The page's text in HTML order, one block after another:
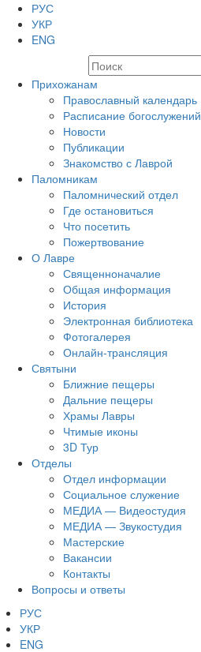
РУС
УКР
ENG
Прихожанам
Православный календарь
Расписание богослужений
Новости
Публикации
Знакомство с Лаврой
Паломникам
Паломнический отдел
Где остановиться
Что посетить
Пожертвование
О Лавре
Священноначалие
Общая информация
История
Электронная библиотека
Фотогалерея
Онлайн-трансляция
Святыни
Ближние пещеры
Дальние пещеры
Храмы Лавры
Чтимые иконы
3D Тур
Отделы
Отдел информации
Социальное служение
МЕДИА — Видеостудия
МЕДИА — Звукостудия
Мастерские
Вакансии
Контакты
Вопросы и ответы
РУС
УКР
ENG